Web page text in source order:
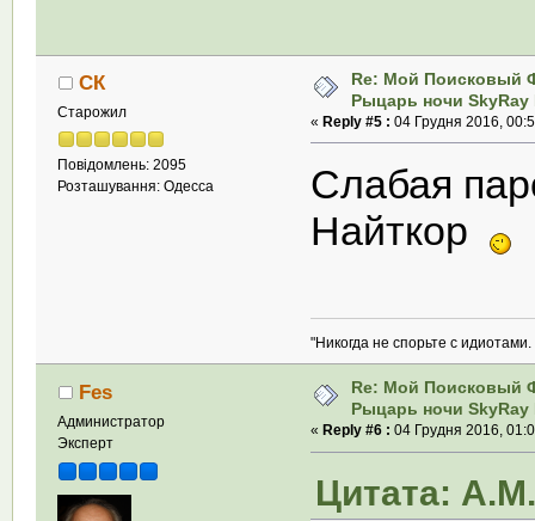
СК
Старожил
Повідомлень: 2095
Розташування: Одесса
Re: Мой Поисковый
Рыцарь ночи SkyRay
«Reply #5 : 04 Грудня 2016,
Слабая
Найткор
"Никогда не спорьте с
Fes
Администратор
Эксперт
Re: Мой Поисковый
Рыцарь ночи SkyRay
« Reply #6 : 04 Грудня 2016,
Цитата: